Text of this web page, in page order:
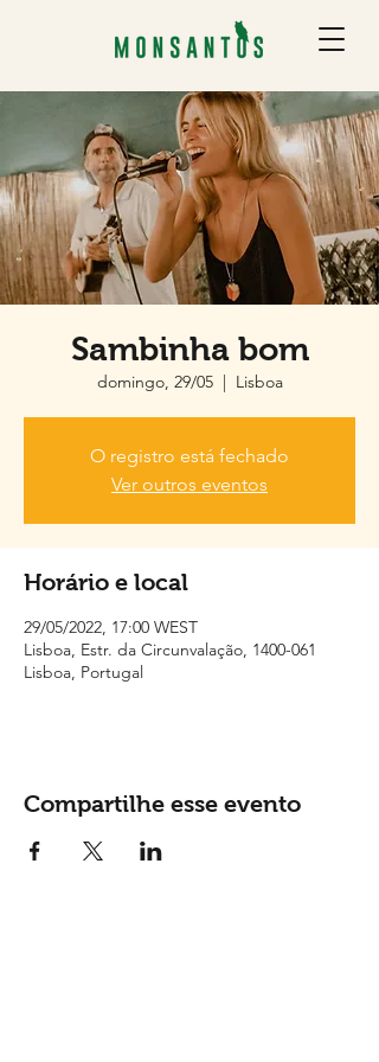
Sambinha bom
domingo, 29/05
  |
Lisboa
O registro está fechado
Ver outros eventos
Horário e local
29/05/2022, 17:00 WEST
Lisboa, Estr. da Circunvalação, 1400-061
Lisboa, Portugal
Compartilhe esse evento